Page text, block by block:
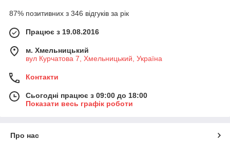
87% позитивних з 346 відгуків за рік
Працює з 19.08.2016
м. Хмельницький
вул Курчатова 7, Хмельницький, Україна
Контакти
Сьогодні працює з 09:00 до 18:00
Показати весь графік роботи
Про нас